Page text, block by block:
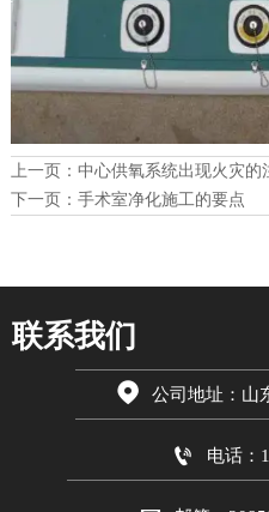
上一页： 中心供氧系统出现火灾的
下一页： 手术室净化施工的要点
联系我们
 公司地址：山
 电话：